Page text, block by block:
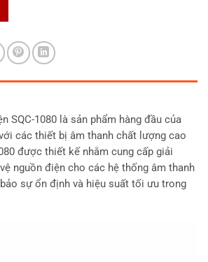
SQC-1080 là sản phẩm hàng đầu của
các thiết bị âm thanh chất lượng cao
được thiết kế nhằm cung cấp giải
nguồn điện cho các hệ thống âm thanh
sự ổn định và hiệu suất tối ưu trong